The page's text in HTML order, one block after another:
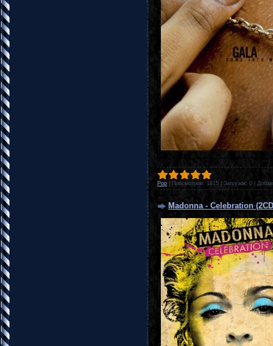
Pop Просмотров: 1815 Загрузок: 0
Madonna - Celebration